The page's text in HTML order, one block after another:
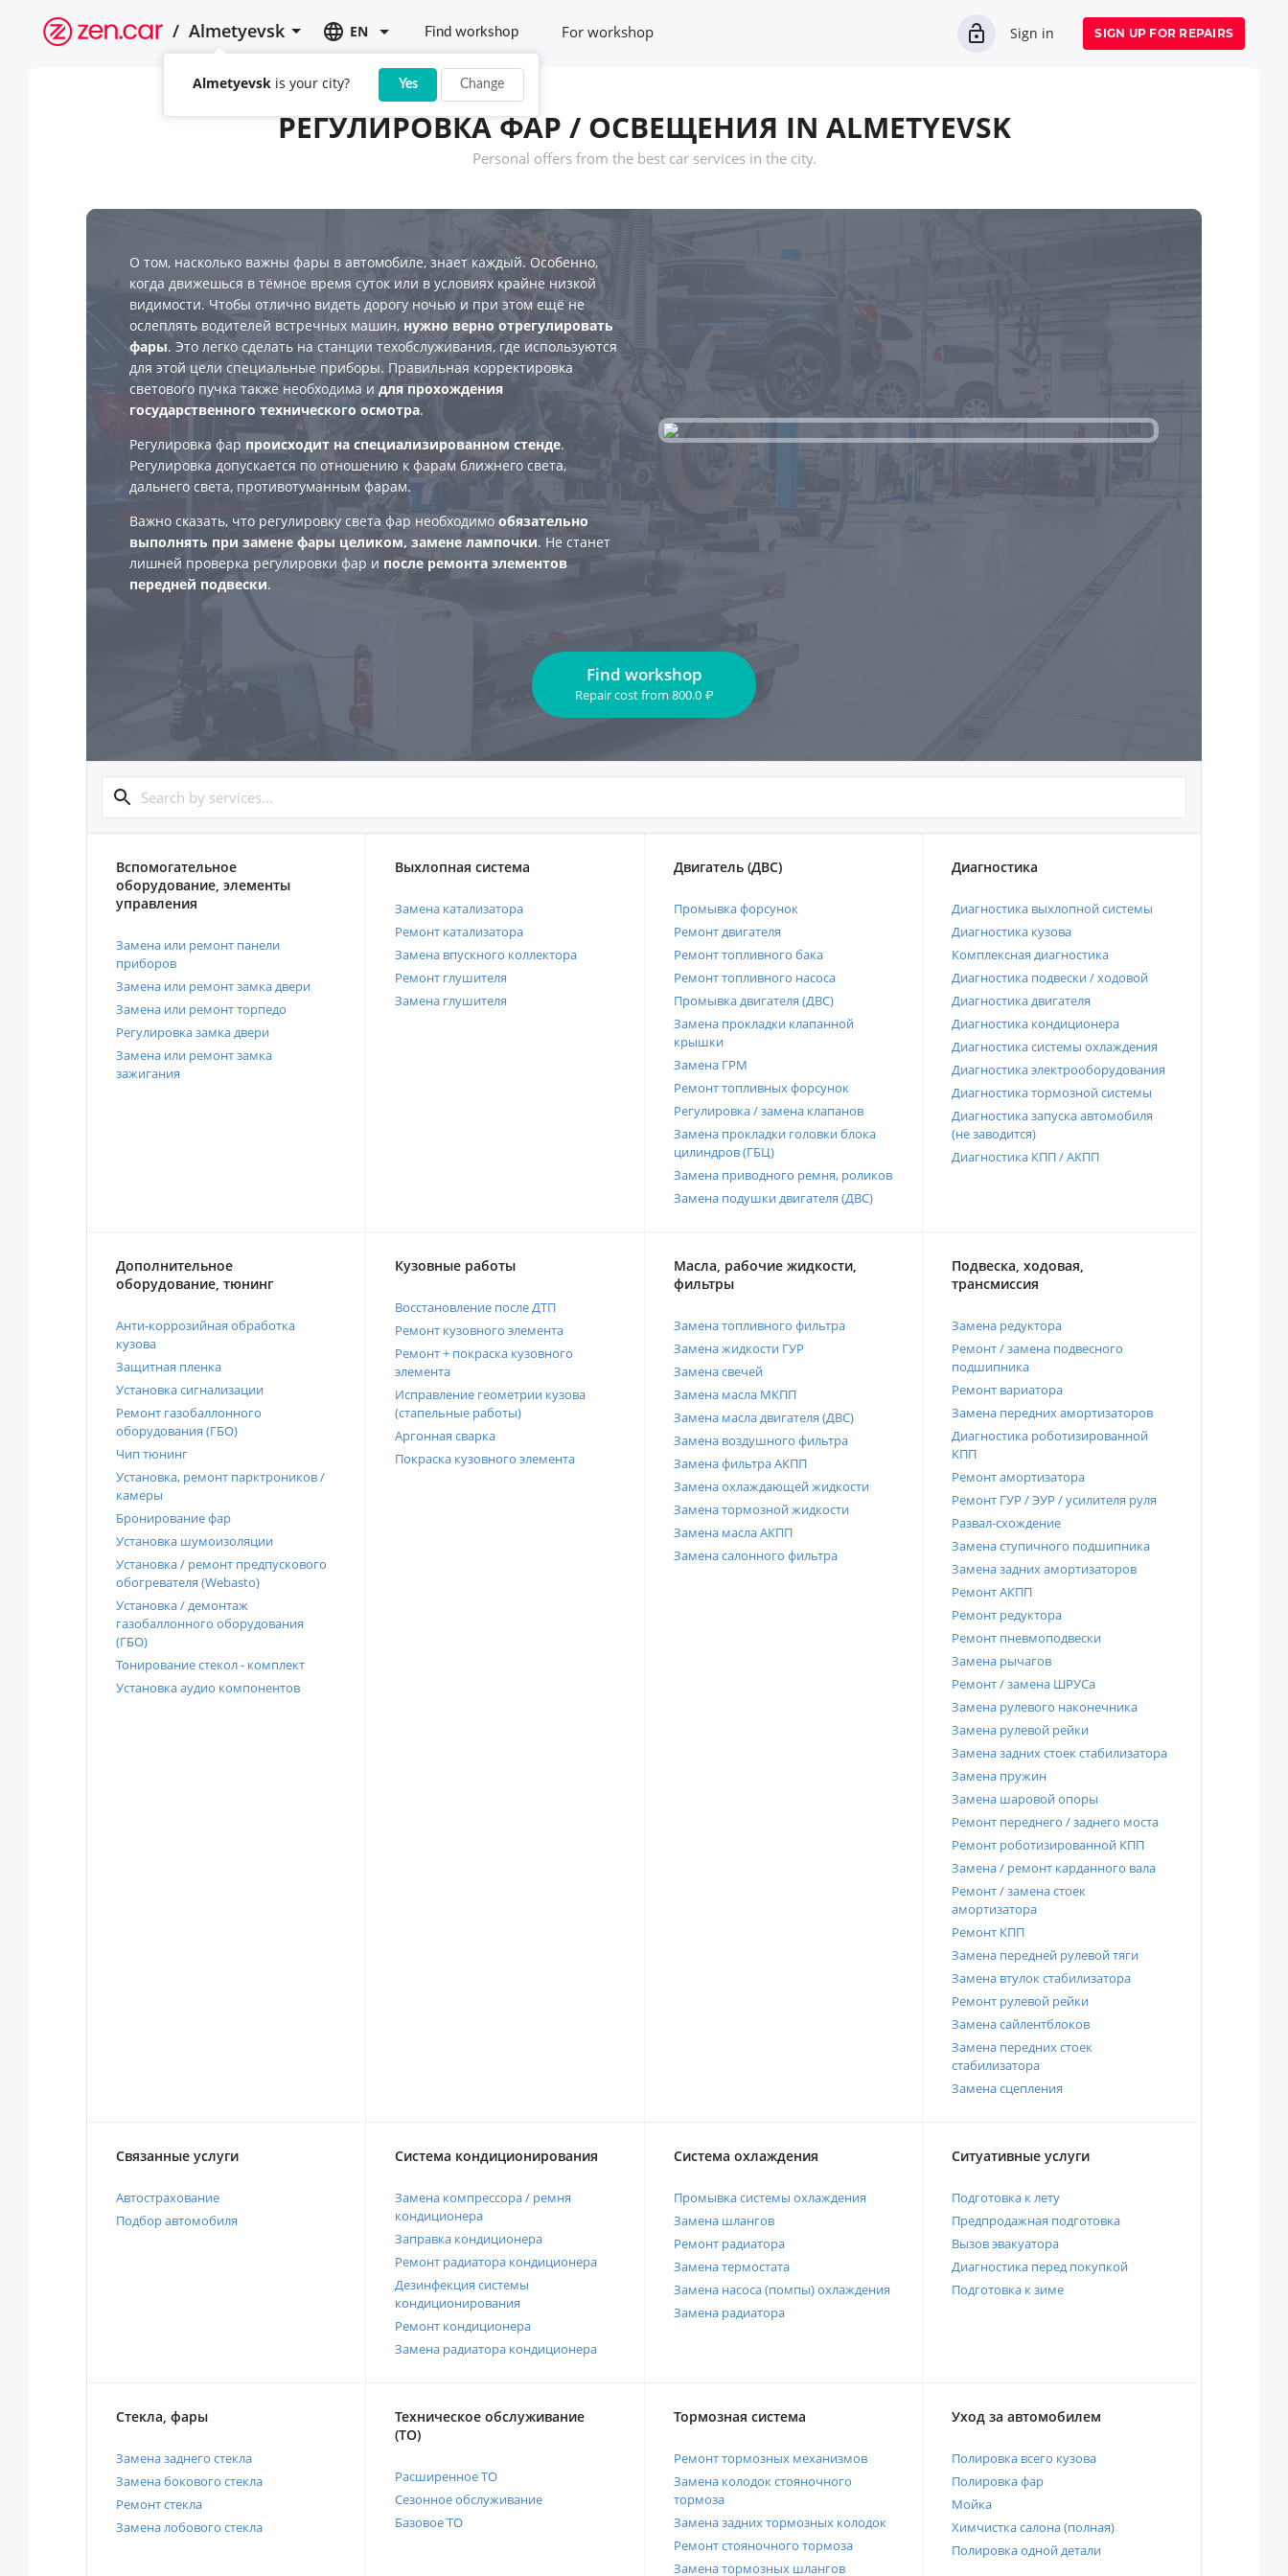
/ Almetyevsk
Almetyevsk is your city? Yes Change
EN Find workshop For workshop Sign in SIGN UP FOR REPAIRS
РЕГУЛИРОВКА ФАР / ОСВЕЩЕНИЯ IN ALMETYEVSK
Personal offers from the best car services in the city.
О том, насколько важны фары в автомобиле, знает каждый. Особенно,
когда движешься в тёмное время суток или в условиях крайне низкой
видимости. Чтобы отлично видеть дорогу ночью и при этом ещё не
ослеплять водителей встречных машин, нужно верно отрегулировать
фары. Это легко сделать на станции техобслуживания, где используются
для этой цели специальные приборы. Правильная корректировка
светового пучка также необходима и для прохождения
государственного технического осмотра.
Регулировка фар происходит на специализированном стенде.
Регулировка допускается по отношению к фарам ближнего света,
дальнего света, противотуманным фарам.
Важно сказать, что регулировку света фар необходимо обязательно
выполнять при замене фары целиком, замене лампочки. Не станет
лишней проверка регулировки фар и после ремонта элементов
передней подвески.
Find workshop
Repair costfrom 800.0 ₽
Вспомогательное
оборудование, элементы
управления
Замена или ремонт панели
приборов
Замена или ремонт замка двери
Замена или ремонт торпедо
Регулировка замка двери
Замена или ремонт замка
зажигания
Выхлопная система
Замена катализатора
Ремонт катализатора
Замена впускного коллектора
Ремонт глушителя
Замена глушителя
Двигатель (ДВС)
Промывка форсунок
Ремонт двигателя
Ремонт топливного бака
Ремонт топливного насоса
Промывка двигателя (ДВС)
Замена прокладки клапанной
крышки
Замена ГРМ
Ремонт топливных форсунок
Регулировка / замена клапанов
Замена прокладки головки блока
цилиндров (ГБЦ)
Замена приводного ремня, роликов
Замена подушки двигателя (ДВС)
Диагностика
Диагностика выхлопной системы
Диагностика кузова
Комплексная диагностика
Диагностика подвески / ходовой
Диагностика двигателя
Диагностика кондиционера
Диагностика системы охлаждения
Диагностика электрооборудования
Диагностика тормозной системы
Диагностика запуска автомобиля
(не заводится)
Диагностика КПП / АКПП
Дополнительное
оборудование, тюнинг
Анти-коррозийная обработка
кузова
Защитная пленка
Установка сигнализации
Ремонт газобаллонного
оборудования (ГБО)
Чип тюнинг
Установка, ремонт парктроников /
камеры
Бронирование фар
Установка шумоизоляции
Установка / ремонт предпускового
обогревателя (Webasto)
Установка / демонтаж
газобаллонного оборудования
(ГБО)
Тонирование стекол - комплект
Установка аудио компонентов
Кузовные работы
Восстановление после ДТП
Ремонт кузовного элемента
Ремонт + покраска кузовного
элемента
Исправление геометрии кузова
(стапельные работы)
Аргонная сварка
Покраска кузовного элемента
Масла, рабочие жидкости,
фильтры
Замена топливного фильтра
Замена жидкости ГУР
Замена свечей
Замена масла МКПП
Замена масла двигателя (ДВС)
Замена воздушного фильтра
Замена фильтра АКПП
Замена охлаждающей жидкости
Замена тормозной жидкости
Замена масла АКПП
Замена салонного фильтра
Подвеска, ходовая,
трансмиссия
Замена редуктора
Ремонт / замена подвесного
подшипника
Ремонт вариатора
Замена передних амортизаторов
Диагностика роботизированной
КПП
Ремонт амортизатора
Ремонт ГУР / ЭУР / усилителя руля
Развал-схождение
Замена ступичного подшипника
Замена задних амортизаторов
Ремонт АКПП
Ремонт редуктора
Ремонт пневмоподвески
Замена рычагов
Ремонт / замена ШРУСа
Замена рулевого наконечника
Замена рулевой рейки
Замена задних стоек стабилизатора
Замена пружин
Замена шаровой опоры
Ремонт переднего / заднего моста
Ремонт роботизированной КПП
Замена / ремонт карданного вала
Ремонт / замена стоек
амортизатора
Ремонт КПП
Замена передней рулевой тяги
Замена втулок стабилизатора
Ремонт рулевой рейки
Замена сайлентблоков
Замена передних стоек
стабилизатора
Замена сцепления
Связанные услуги
Автострахование
Подбор автомобиля
Система кондиционирования
Замена компрессора / ремня
кондиционера
Заправка кондиционера
Ремонт радиатора кондиционера
Дезинфекция системы
кондиционирования
Ремонт кондиционера
Замена радиатора кондиционера
Система охлаждения
Промывка системы охлаждения
Замена шлангов
Ремонт радиатора
Замена термостата
Замена насоса (помпы) охлаждения
Замена радиатора
Ситуативные услуги
Подготовка к лету
Предпродажная подготовка
Вызов эвакуатора
Диагностика перед покупкой
Подготовка к зиме
Стекла, фары
Замена заднего стекла
Замена бокового стекла
Ремонт стекла
Замена лобового стекла
Техническое обслуживание
(ТО)
Расширенное ТО
Сезонное обслуживание
Базовое ТО
Тормозная система
Ремонт тормозных механизмов
Замена колодок стояночного
тормоза
Замена задних тормозных колодок
Ремонт стояночного тормоза
Замена тормозных шлангов
Уход за автомобилем
Полировка всего кузова
Полировка фар
Мойка
Химчистка салона (полная)
Полировка одной детали